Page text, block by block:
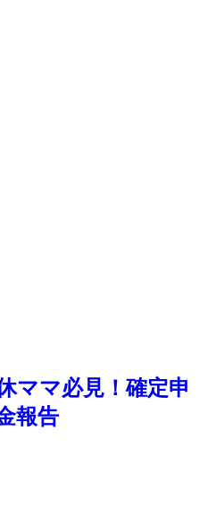
ママ必見！確定申
報告